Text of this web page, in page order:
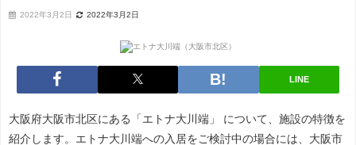
2022年3月2日 2022年3月2日
LINE
大阪府大阪市北区にある「エトナ大川端」 について、施設の特徴を
紹介します。エトナ大川端への入居をご検討中の場合には、大阪市